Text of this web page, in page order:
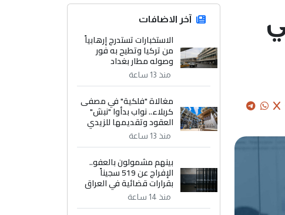
آخر الاضافات
الاستخبارات تستدرج إرهابياً
من تركيا وتطيح به فور
وصوله مطار بغداد
منذ 13 ساعة
مغالاة "فلكية" في مصفى
كربلاء.. نواب بدأوا "نبش"
العقود وتقديمها للزيدي
منذ 13 ساعة
بينهم مشمولون بالعفو..
الإفراج عن 519 سجيناً
بقرارات قضائية في العراق
منذ 14 ساعة